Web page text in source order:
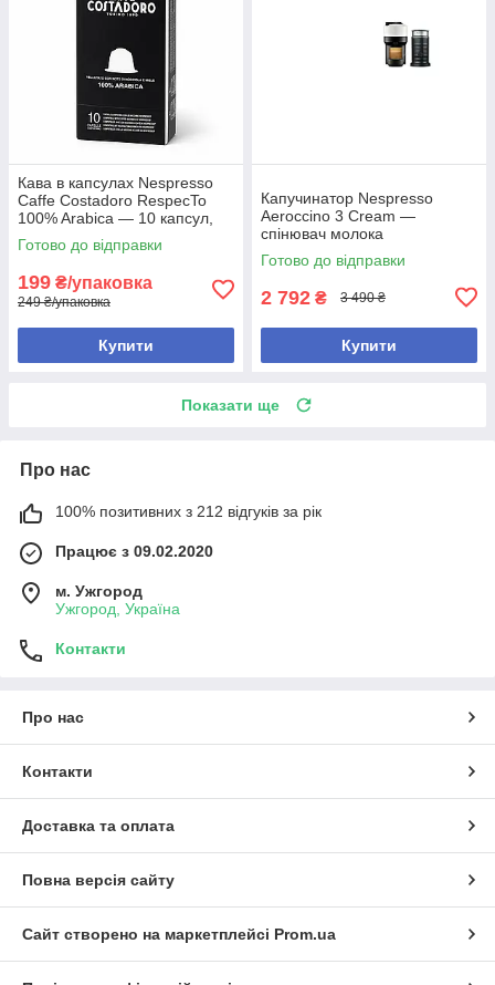
Кава в капсулах Nespresso
Caffe Costadoro RespecTo
100% Arabica — 10 капсул,
Nespresso Original
Готово до відправки
199 ₴/упаковка
249 ₴/упаковка
Купити
Капучинатор Nespresso
Aeroccino 3 Cream —
спінювач молока
Готово до відправки
2 792 ₴ 3 490 ₴
Купити
Показати ще
Про нас
100% позитивних з 212 відгуків за рік
Працює з 09.02.2020
м. Ужгород
Ужгород, Україна
Контакти
Про нас
Контакти
Доставка та оплата
Повна версія сайту
Сайт створено на маркетплейсі Prom.ua